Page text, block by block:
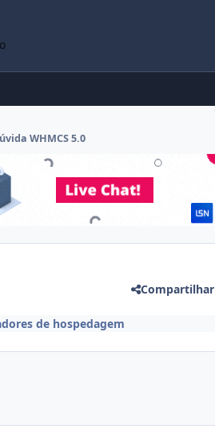
WHMCS 5.0
Compartilhar
de hospedagem